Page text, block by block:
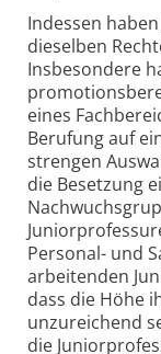
Indessen
dieselben
Insbesondere
eines
Berufung auf
strengen
die Besetzung
Personal- und
arbeitenden
dass die Höhe
unzureichend
die